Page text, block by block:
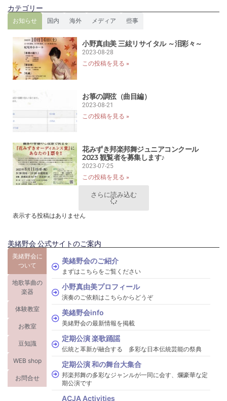
カテゴリー
お知らせ 国内 海外 メディア 些事
小野真由美 三絃リサイタル ～泪彩々～
2023-08-28
この投稿を見る »
お箏の調弦（曲目編）
2023-08-21
この投稿を見る »
花みずき邦楽邦舞ジュニアコンクール
2023 観覧者を募集します♪
2023-07-25
この投稿を見る »
さらに読み込む
表示する投稿はありません
美緒野会 公式サイトのご案内
美緒野会に
ついて
地歌箏曲の
楽器
体験教室
お教室
豆知識
WEB shop
お問合せ
美緒野会のご紹介
まずはこちらをご覧ください
小野真由美プロフィール
演奏のご依頼はこちらからどうぞ
美緒野会info
美緒野会の最新情報を掲載
定期公演 楽歌踊謡
伝統と革新が融合する 多彩な日本伝統芸能の祭典
定期公演 和の舞台大集合
邦楽邦舞の多彩なジャンルが一同に会す、爛豪華な定
期公演です
ACJA Activities